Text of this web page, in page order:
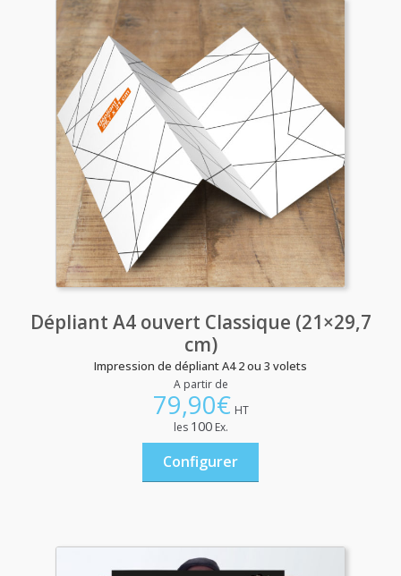
Dépliant A4 ouvert Classique (21×29,7
cm)
Impression de dépliant A4 2 ou 3 volets
A partir de
79,90€ HT
les 100Ex.
Configurer